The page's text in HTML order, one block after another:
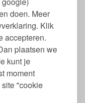
doen. Meer
Klik
accepteren.
plaatsen we
kunt je
moment
"cookie
Keukenemmer